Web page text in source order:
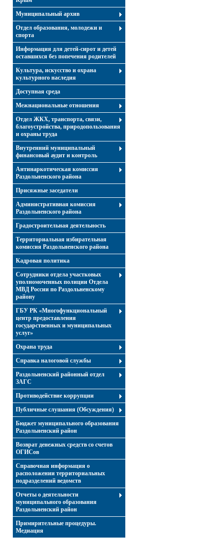
Муниципальный архив
Отдел образования, молодежи и
спорта
Информация для детей-сирот и детей
оставшихся без попечения родителей
Культура, искусство и охрана
культурного наследия
Доступная среда
Межнациональные отношения
Отдел ЖКХ, транспорта, связи,
благоустройства, природопользования
и охраны труда
Внутренний муниципальный
финансовый аудит и контроль
Антинаркотическая комиссия
Раздольненского района
Присяжные заседатели
Административная комиссия
Раздольненского района
Градостроительная деятельность
Территориальная избирательная
комиссия Раздольненского района
Кадровая политика
Сотрудники отдела участковых
уполномоченных полиции Отдела
МВД России по Раздольненскому
району
ГБУ РК «Многофункциональный
центр предоставления
государственных и муниципальных
услуг»
Охрана труда
Справка налоговой службы
Раздольненский районный отдел
ЗАГС
Противодействие коррупции
Публичные слушания (Обсуждения)
Бюджет муниципального образования
Раздольненский район
Возврат денежных средств со счетов
ОГИСов
Справочная информация о
расположении территориальных
подразделений ведомств
Отчеты о деятельности
муниципального образования
Раздольненский район
Примирительные процедуры.
Медиация